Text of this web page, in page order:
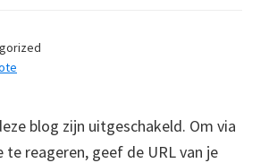
blog zijn uitgeschakeld. Om via
te reageren, geef de URL van je